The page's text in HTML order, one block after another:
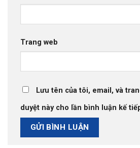
Trang web
Lưu tên của tôi, email, và
duyệt này cho lần bình luận kế